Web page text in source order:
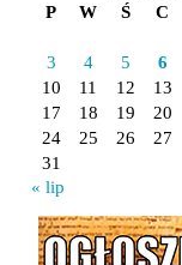
P
W Ś C
3
4 5 6
10
11 12 13
17
18 19 20
24
25 26 27
31
« lip